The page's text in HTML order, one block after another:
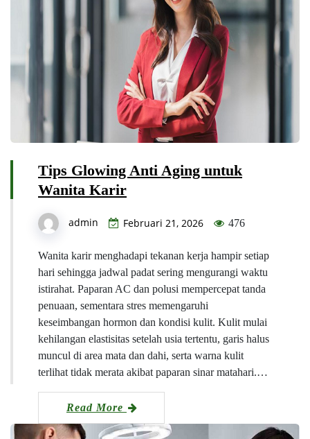
Tips Glowing Anti Aging untuk
Wanita Karir
admin Februari 21, 2026 476
Wanita karir menghadapi tekanan kerja hampir setiap
hari sehingga jadwal padat sering mengurangi waktu
istirahat. Paparan AC dan polusi mempercepat tanda
penuaan, sementara stres memengaruhi
keseimbangan hormon dan kondisi kulit. Kulit mulai
kehilangan elastisitas setelah usia tertentu, garis halus
muncul di area mata dan dahi, serta warna kulit
terlihat tidak merata akibat paparan sinar matahari.…
Read More